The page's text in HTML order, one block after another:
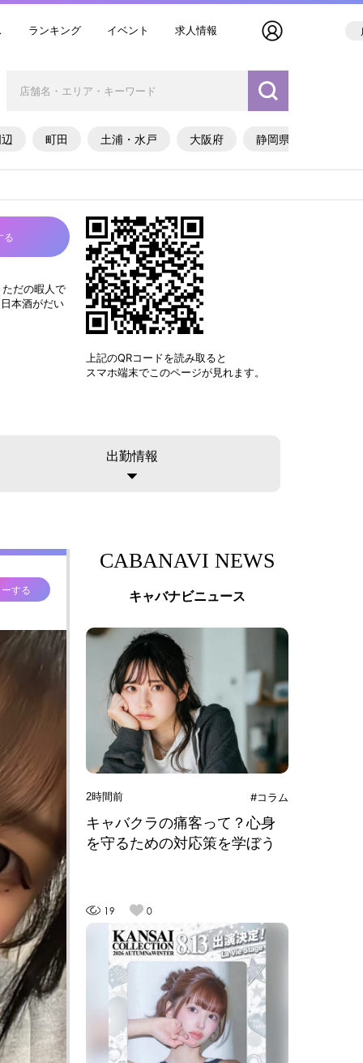
ランキング イベント 求人情報
町田 土浦・水戸 大阪府 静岡県
る
ただの暇人で
本酒がだい
上記のQRコードを読み取ると
スマホ端末でこのページが見れます。
出勤情報
する
CABANAVI NEWS
キャバナビニュース
2時間前 #コラム
キャバクラの痛客って？心身
を守るための対応策を学ぼう
19 0